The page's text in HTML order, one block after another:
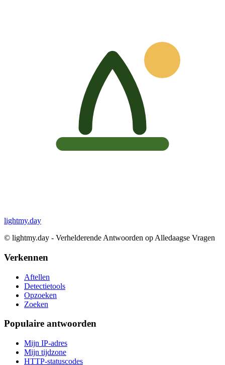
lightmy.day
© lightmy.day - Verhelderende Antwoorden op Alledaagse Vragen
Verkennen
Aftellen
Detectietools
Opzoeken
Zoeken
Populaire antwoorden
Mijn IP-adres
Mijn tijdzone
HTTP-statuscodes